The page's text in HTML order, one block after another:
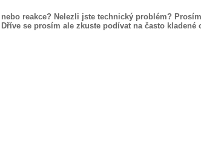
reakce? Nelezli jste technický problém?
Dříve se prosím ale zkuste podívat na často kladené